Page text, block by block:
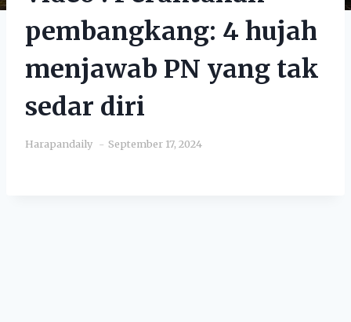
pembangkang: 4 hujah
menjawab PN yang tak
sedar diri
Harapandaily September 17, 2024